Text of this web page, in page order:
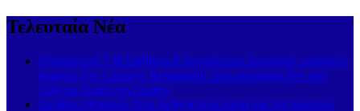
Τελευταία Νέα
Παρασκευή 7 & Σάββατο 8 Αυγούστου: Ζωντανές μουσικές
βραδιές στο Carnayo Restaurant! Δύο μοναδικά live στο
Alkyon Hotel στη Σκιάθο
Σκιάθος-Μονακό: Νέα διεθνής συμμαχία για τον βιώσιμο